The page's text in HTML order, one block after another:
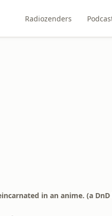
Radiozenders
in an anime. (a